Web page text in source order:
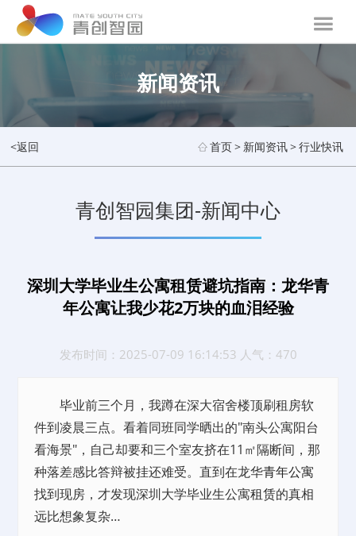
新闻资讯
<返回 首页> 新闻资讯>行业快讯
青创智园集团-新闻中心
深圳大学毕业生公寓租赁避坑指南：龙华青
年公寓让我少花2万块的血泪经验
发布时间：2025-07-09 16:14:53 人气：470
毕业前三个月，我蹲在深大宿舍楼顶刷租房软
件到凌晨三点。看着同班同学晒出的"南头公寓阳台
看海景"，自己却要和三个室友挤在11㎡隔断间，那
种落差感比答辩被挂还难受。直到在龙华青年公寓
找到现房，才发现深圳大学毕业生公寓租赁的真相
远比想象复杂…